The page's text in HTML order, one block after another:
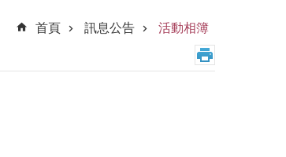
首頁
訊息公告 活動相簿